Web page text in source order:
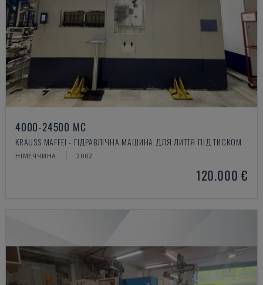
4000-24500 MC
KRAUSS MAFFEI - ГІДРАВЛІЧНА МАШИНА ДЛЯ ЛИТТЯ ПІД ТИСКОМ
НІМЕЧЧИНА 2002
120.000 €